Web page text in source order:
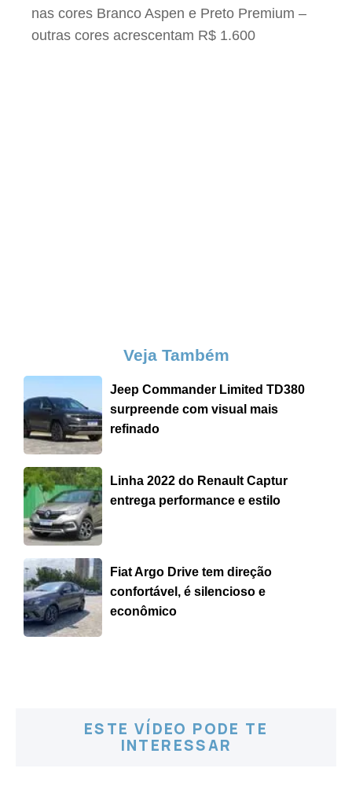
nas cores Branco Aspen e Preto Premium –
outras cores acrescentam R$ 1.600
Veja Também
Jeep Commander Limited TD380
surpreende com visual mais
refinado
Linha 2022 do Renault Captur
entrega performance e estilo
Fiat Argo Drive tem direção
confortável, é silencioso e
econômico
ESTE VÍDEO PODE TE
INTERESSAR